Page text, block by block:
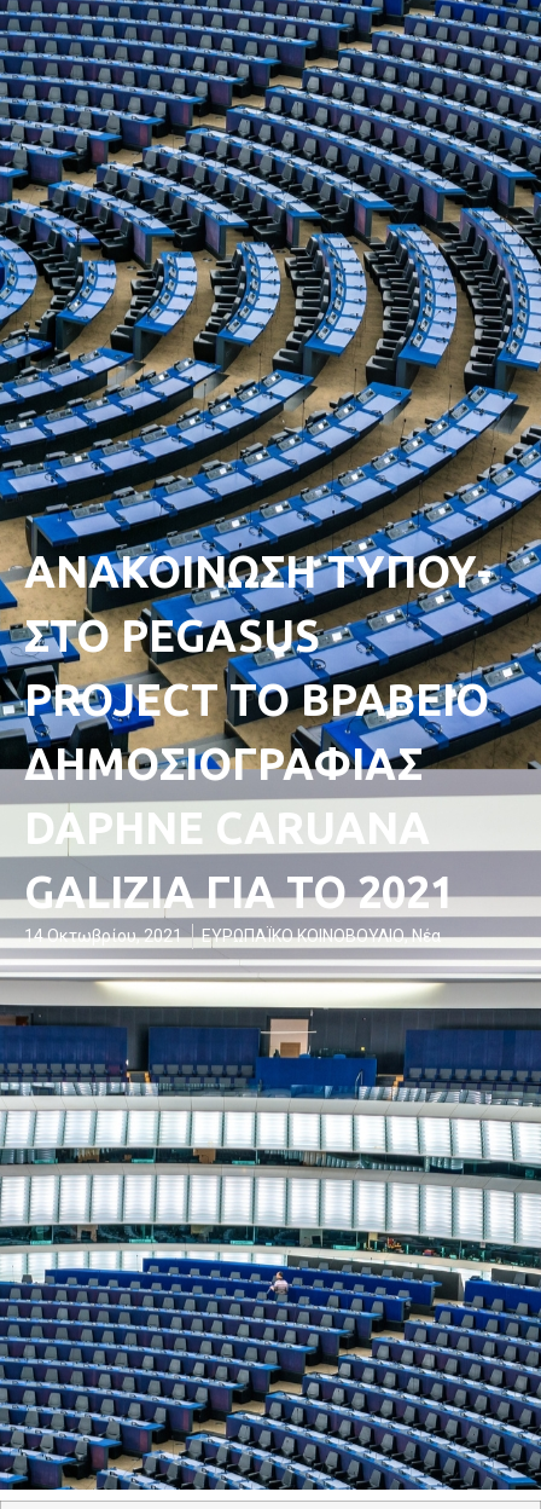
ΑΝΑΚΟΙΝΩΣΗ ΤΥΠΟΥ-
ΣΤΟ PEGASUS
PROJECT ΤΟ ΒΡΑΒΕΙΟ
ΔΗΜΟΣΙΟΓΡΑΦΙΑΣ
DAPHNE CARUANA
GALIZIA ΓΙΑ ΤΟ 2021
14 Οκτωβρίου, 2021 ΕΥΡΩΠΑΪΚΟ ΚΟΙΝΟΒΟΥΛΙΟ,Νέα